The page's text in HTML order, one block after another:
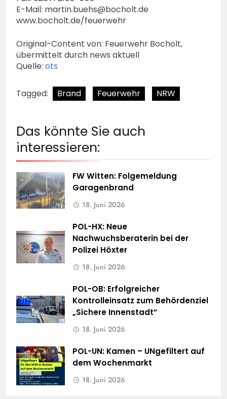
E-Mail: martin.buehs@bocholt.de
www.bocholt.de/feuerwehr
Original-Content von: Feuerwehr Bocholt,
übermittelt durch news aktuell
Quelle: ots
Tagged: Brand Feuerwehr NRW
Das könnte Sie auch
interessieren:
FW Witten: Folgemeldung
Garagenbrand
18. Juni 2026
POL-HX: Neue
Nachwuchsberaterin bei der
Polizei Höxter
18. Juni 2026
POL-OB: Erfolgreicher
Kontrolleinsatz zum Behördenziel
„Sichere Innenstadt“
18. Juni 2026
POL-UN: Kamen – UNgefiltert auf
dem Wochenmarkt
18. Juni 2026